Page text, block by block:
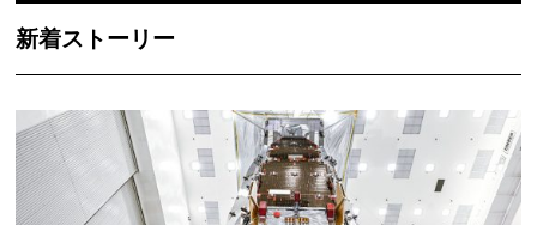
新着ストーリー